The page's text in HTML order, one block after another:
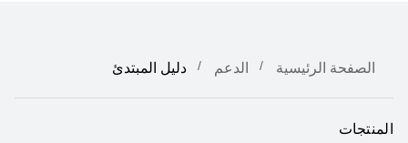
الصفحة الرئيسية الدعم دليل المبتدئ
المنتجات